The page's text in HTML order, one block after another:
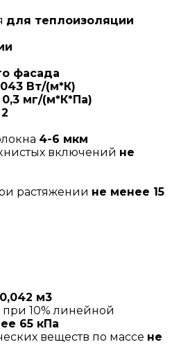
для теплоизоляции
фасада
Вт/(м*К)
0,3 мг/(м*К*Па)
2
4-6 мкм
включений не
растяжении не менее 15
0,042 м3
при 10% линейной
65 кПа
веществ по массе не